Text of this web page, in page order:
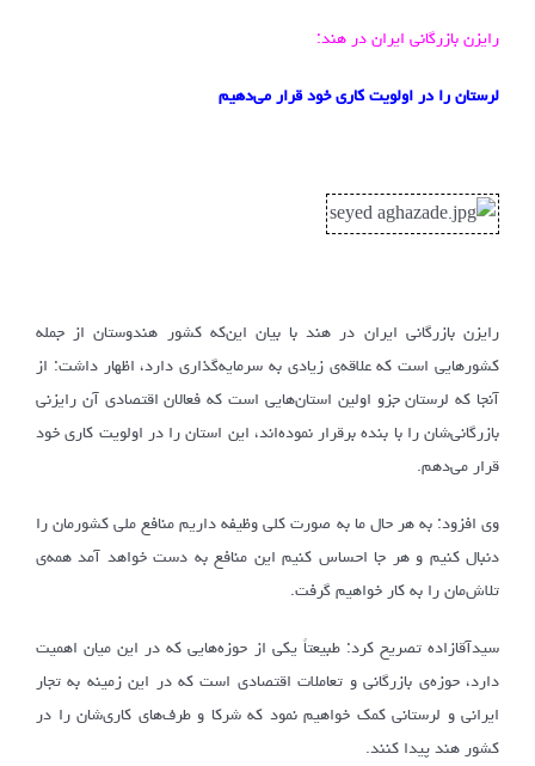
رایزن بازرگانی ایران در هند:
لرستان را در اولویت کاری خود قرار می‌دهیم
رایزن بازرگانی ایران در هند با بیان این‌که کشور هندوستان از جمله
کشورهایی است که علاقه‌ی زیادی به سرمایه‌گذاری دارد، اظهار داشت: از
آنجا که لرستان جزو اولین استان‌هایی است که فعالان اقتصادی‌ آن رایزنی
بازرگانی‌شان را با بنده برقرار نموده‌اند، این استان را در اولویت کاری خود
قرار می‌دهم.
وی افزود: به هر حال ما به صورت کلی وظیفه داریم منافع ملی کشورمان را
دنبال کنیم و هر جا احساس کنیم این منافع به دست خواهد آمد همه‌ی
تلاش‌مان را به کار خواهیم گرفت.
سیدآقازاده تصریح کرد: طبیعتاً یکی از حوزه‌هایی که در این میان اهمیت
دارد، حوزه‌ی بازرگانی و تعاملات اقتصادی است که در این زمینه به تجار
ایرانی و لرستانی کمک خواهیم نمود که شرکا و طرف‌های کاری‌شان را در
کشور هند پیدا کنند.